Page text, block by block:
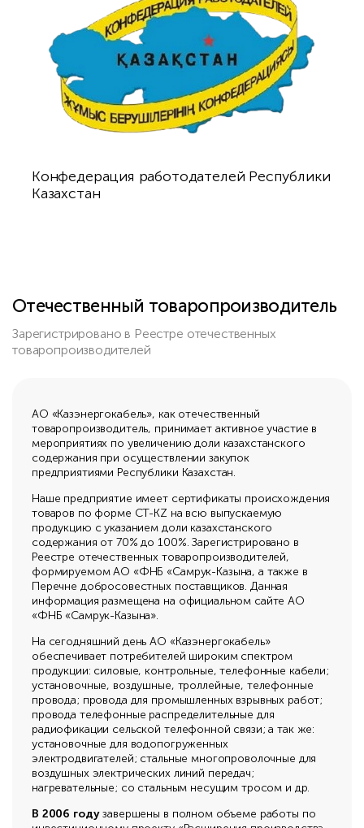
Конфедерация работодателей Республики
Казахстан
Отечественный товаропроизводитель
Зарегистрировано в Реестре отечественных
товаропроизводителей
АО «Казэнергокабель», как отечественный
товаропроизводитель, принимает активное участие в
мероприятиях по увеличению доли казахстанского
содержания при осуществлении закупок
предприятиями Республики Казахстан.
Наше предприятие имеет сертификаты происхождения
товаров по форме СТ-KZ на всю выпускаемую
продукцию с указанием доли казахстанского
содержания от 70% до 100%. Зарегистрировано в
Реестре отечественных товаропроизводителей,
формируемом АО «ФНБ «Самрук-Казына, а также в
Перечне добросовестных поставщиков. Данная
информация размещена на официальном сайте АО
«ФНБ «Самрук-Казына».
На сегодняшний день АО «Казэнергокабель»
обеспечивает потребителей широким спектром
продукции: силовые, контрольные, телефонные кабели;
установочные, воздушные, троллейные, телефонные
провода; провода для промышленных взрывных работ;
провода телефонные распределительные для
радиофикации сельской телефонной связи; а так же:
установочные для водопогруженных
электродвигателей; стальные многопроволочные для
воздушных электрических линий передач;
нагревательные; со стальным несущим тросом и др.
В 2006 годузавершены в полном объеме работы по